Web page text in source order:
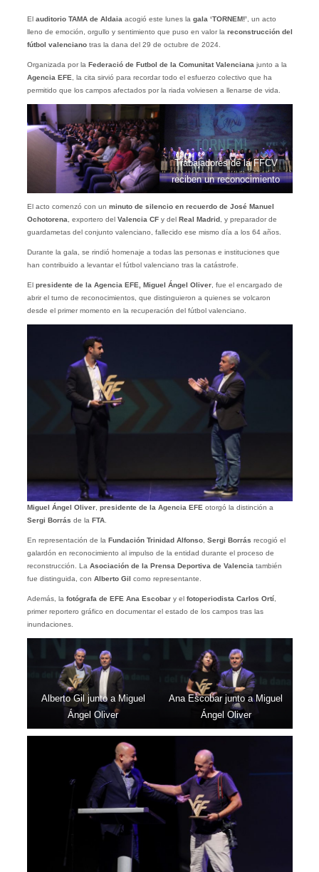
Elauditorio TAMA de Aldaiaacogió este lunes la gala ‘TORNEM!’, un acto
lleno de emoción, orgullo y sentimiento que puso en valor la reconstrucción del
fútbol valencianotras la dana del 29 de octubre de 2024.
Organizada por la Federació de Futbol de la Comunitat Valencianajunto a la
Agencia EFE, la cita sirvió para recordar todo el esfuerzo colectivo que ha
permitido que los campos afectados por la riada volviesen a llenarse de vida.
Trabajadores de la FFCV
reciben un reconocimiento
El acto comenzó con un minuto de silencio en recuerdo de José Manuel
Ochotorena , exportero del Valencia CFy del Real Madrid, y preparador de
guardametas del conjunto valenciano, fallecido ese mismo día a los 64 años.
Durante la gala, se rindió homenaje a todas las personas e instituciones que
han contribuido a levantar el fútbol valenciano tras la catástrofe.
El presidente de la Agencia EFE, Miguel Ángel Oliver, fue el encargado de
abrir el turno de reconocimientos, que distinguieron a quienes se volcaron
desde el primer momento en la recuperación del fútbol valenciano.
Miguel Ángel Oliver, presidente de la Agencia EFEotorgó la distinción a
Sergi Borrás de la FTA.
En representación de la Fundación Trinidad Alfonso, Sergi Borrás recogió el
galardón en reconocimiento al impulso de la entidad durante el proceso de
reconstrucción. La Asociación de la Prensa Deportiva de Valenciatambién
fue distinguida, con Alberto Gil como representante.
Además, la fotógrafa de EFE Ana Escobary el fotoperiodista Carlos Ortí,
primer reportero gráfico en documentar el estado de los campos tras las
inundaciones.
Alberto Gil junto a Miguel
Ángel Oliver
Ana Escobar junto a Miguel
Ángel Oliver